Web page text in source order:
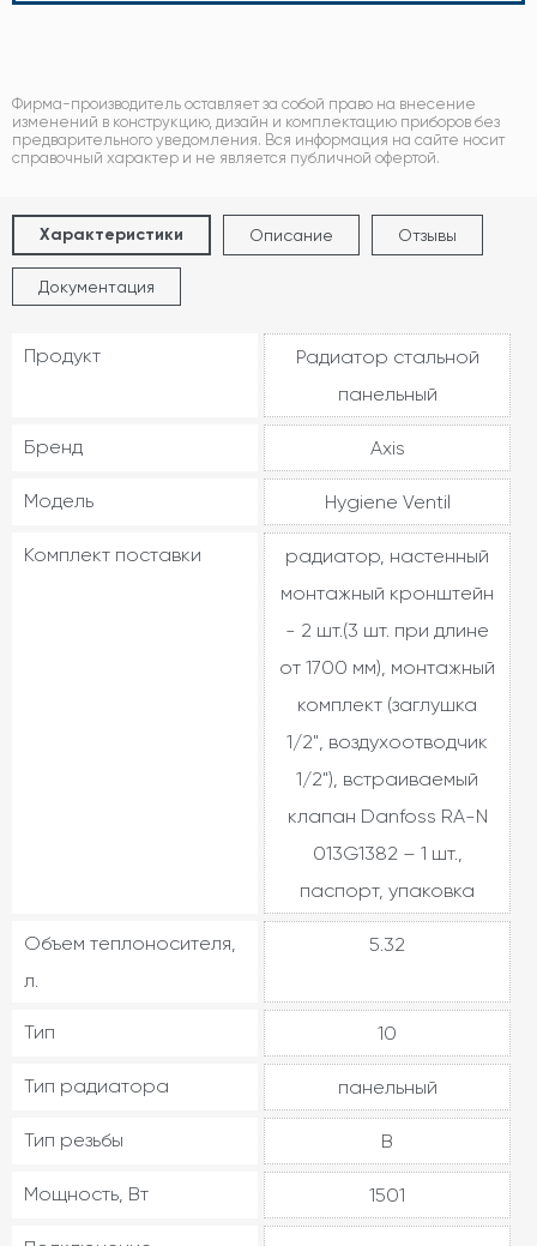
Фирма-производитель оставляет за собой право на внесение
изменений в конструкцию, дизайн и комплектацию приборов без
предварительного уведомления. Вся информация на сайте носит
справочный характер и не является публичной офертой.
Характеристики Описание Отзывы
Документация
Продукт
Радиатор стальной
панельный
Бренд Axis
Модель Hygiene Ventil
Комплект поставки
радиатор, настенный
монтажный кронштейн
- 2 шт.(3 шт. при длине
от 1700 мм), монтажный
комплект (заглушка
1/2", воздухоотводчик
1/2"), встраиваемый
клапан Danfoss RA-N
013G1382 – 1 шт.,
паспорт, упаковка
Объем теплоносителя,
л.
5.32
Тип 10
Тип радиатора панельный
Тип резьбы В
Мощность, Вт 1501